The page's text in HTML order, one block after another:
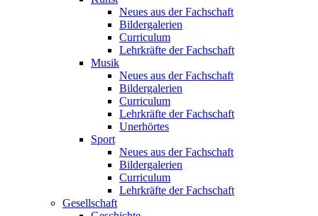
Neues aus der Fachschaft
Bildergalerien
Curriculum
Lehrkräfte der Fachschaft
Musik
Neues aus der Fachschaft
Bildergalerien
Curriculum
Lehrkräfte der Fachschaft
Unerhörtes
Sport
Neues aus der Fachschaft
Bildergalerien
Curriculum
Lehrkräfte der Fachschaft
Gesellschaft